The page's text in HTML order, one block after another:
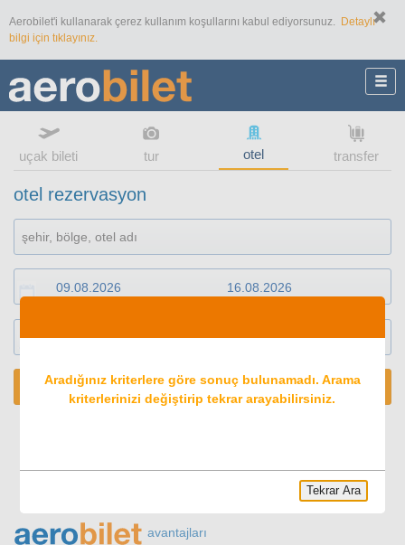
Aerobilet'i kullanarak çerez kullanım koşullarını kabul ediyorsunuz.
Detaylı
bilgi için tıklayınız.
uçak bileti tur otel transfer
otel rezervasyon
1 oda 2 konuk
ARA
avantajları
Aradığınız kriterlere göre sonuç bulunamadı. Arama
kriterlerinizi değiştirip tekrar arayabilirsiniz.
Tekrar Ara